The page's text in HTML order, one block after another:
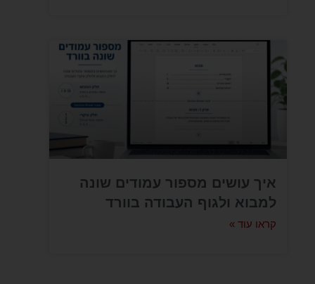
איך עושים מספור עמודים שונה
למבוא ולגוף העבודה בוורד
קראו עוד »